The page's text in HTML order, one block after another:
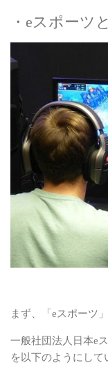
・eスポーツ
まず、「eスポーツ
一般社団法人日本e
を以下のようにして